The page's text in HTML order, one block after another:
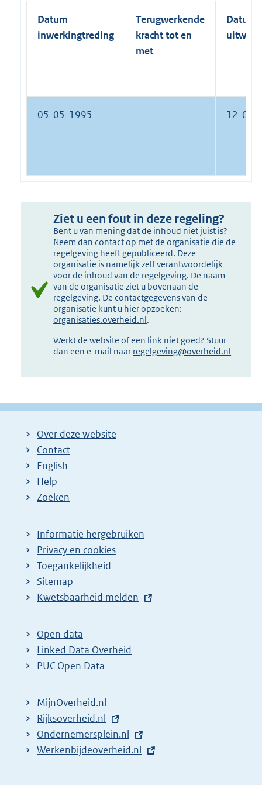
Datum
inwerkingtreding
Terugwerkende
kracht tot en
met
Datum
05-05-1995 12-08-
Ziet u een fout in deze regeling?
Bent u van mening dat de inhoud niet juist is?
Neem dan contact op met de organisatie die de
regelgeving heeft gepubliceerd. Deze
organisatie is namelijk zelf verantwoordelijk
voor de inhoud van de regelgeving. De naam
van de organisatie ziet u bovenaan de
regelgeving. De contactgegevens van de
organisatie kunt u hier opzoeken:
organisaties.overheid.nl.
Werkt de website of een link niet goed? Stuur
dan een e-mail naar regelgeving@overheid.nl
Over deze website
Contact
English
Help
Zoeken
Informatie hergebruiken
Privacy en cookies
Toegankelijkheid
Sitemap
E
t
e
r
l
i
n
k
Kwetsbaarheid melden
Open data
Linked Data Overheid
PUC Open Data
MijnOverheid.nl
E
x
t
Rijksoverheid.nl
E
x
Ondernemersplein.nl
E
Werkenbijdeoverheid.nl